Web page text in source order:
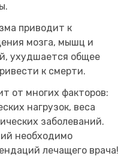
приводит к
мозга, мышц и
ухудшается общее
к смерти.
от многих факторов:
нагрузок, веса
заболеваний.
необходимо
лечащего врача!